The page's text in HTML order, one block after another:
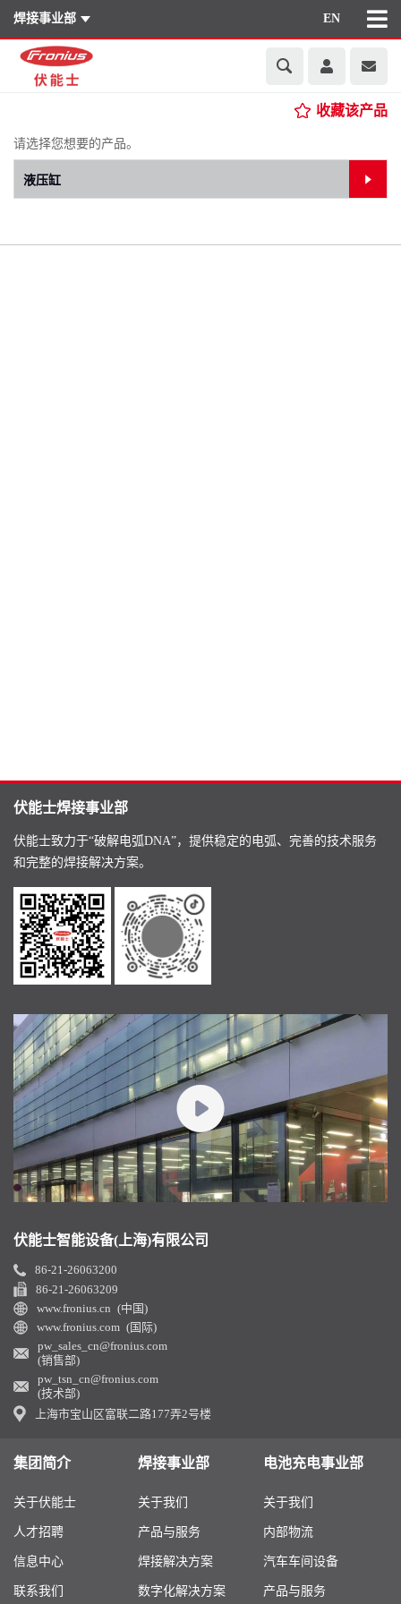
焊接事业部 EN
收藏该产品
请选择您想要的产品。
伏能士焊接事业部
伏能士致力于“破解电弧DNA”，提供稳定的电弧、完善的技术服务
和完整的焊接解决方案。
伏能士智能设备(上海)有限公司
86-21-26063200
86-21-26063209
www.fronius.cn (中国)
www.fronius.com (国际)
pw_sales_cn@fronius.com
(销售部)
pw_tsn_cn@fronius.com
(技术部)
上海市宝山区富联二路177弄2号楼
集团简介
关于伏能士
人才招聘
信息中心
联系我们
焊接事业部
关于我们
产品与服务
焊接解决方案
数字化解决方案
电池充电事业部
关于我们
内部物流
汽车车间设备
产品与服务